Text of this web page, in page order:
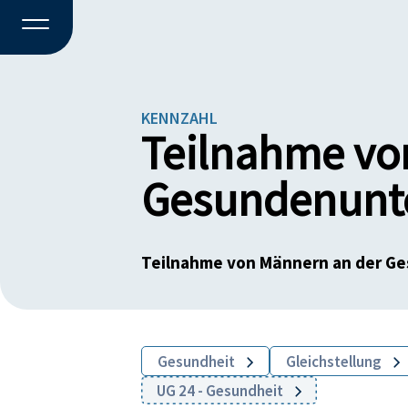
KENNZAHL
Teilnahme
Teilnahme von Männern an der
Gesundheit
Gleichstellung
UG 24 - Gesundheit